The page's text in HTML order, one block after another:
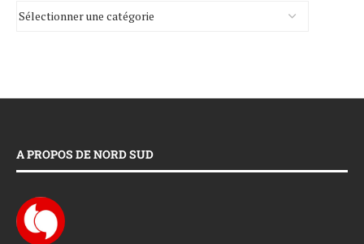
A PROPOS DE NORD SUD